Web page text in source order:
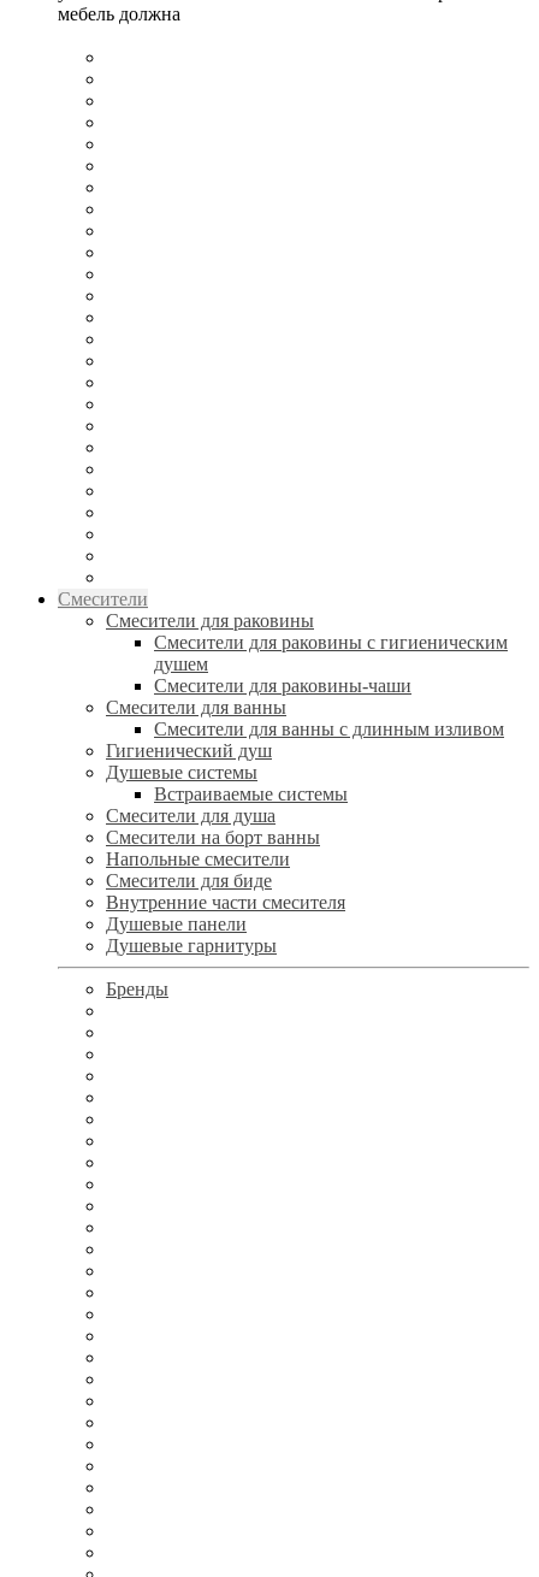
мебель должна
Смесители
Смесители для раковины
Смесители для раковины с гигиеническим
душем
Смесители для раковины-чаши
Смесители для ванны
Смесители для ванны с длинным изливом
Гигиенический душ
Душевые системы
Встраиваемые системы
Смесители для душа
Смесители на борт ванны
Напольные смесители
Смесители для биде
Внутренние части смесителя
Душевые панели
Душевые гарнитуры
Бренды